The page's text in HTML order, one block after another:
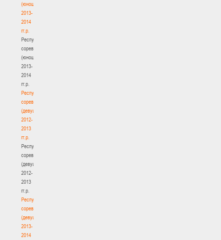
(юноши)
2013-
2014
гг.р.
Республиканские
соревнования
(юноши)
2013-
2014
гг.р.
Республиканские
соревнования
(девушки)
2012-
2013
гг.р.
Республиканские
соревнования
(девушки)
2012-
2013
гг.р.
Республиканские
соревнования
(девушки)
2013-
2014